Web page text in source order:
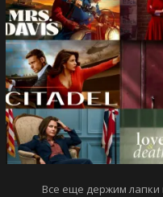
Все еще держим лапки